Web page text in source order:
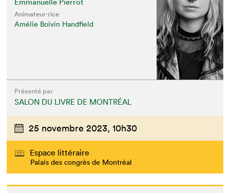
Animateur⋅rice
Amélie Boivin Handfield
Présenté par
SALON DU LIVRE DE MONTRÉAL
25 novembre 2023, 10h30
Espace littéraire
Palais des congrès de Montréal